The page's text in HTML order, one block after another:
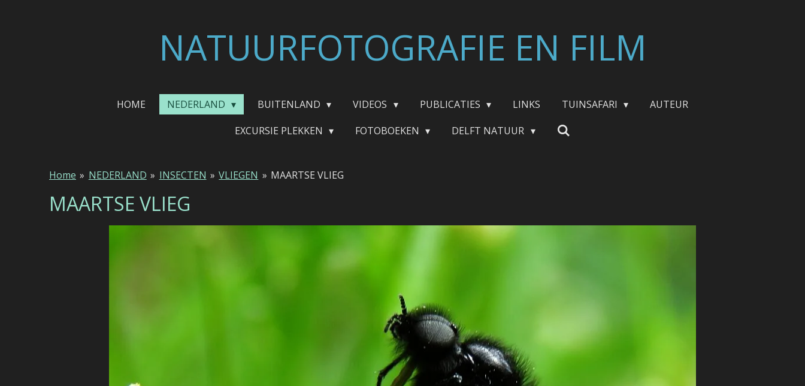
NATUURFOTOGRAFIE EN FILM
HOME NEDERLAND BUITENLAND VIDEOS PUBLICATIES LINKS TUINSAFARI
AUTEUR
EXCURSIE PLEKKEN
FOTOBOEKEN DELFT NATUUR
Home » NEDERLAND » INSECTEN » VLIEGEN » MAARTSE VLIEG
MAARTSE VLIEG